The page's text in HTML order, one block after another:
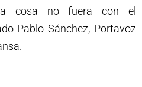
cosa no fuera con el
Pablo Sánchez, Portavoz